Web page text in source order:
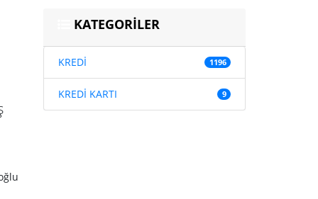
KATEGORİLER
KREDİ 1196
KREDİ KARTI 9